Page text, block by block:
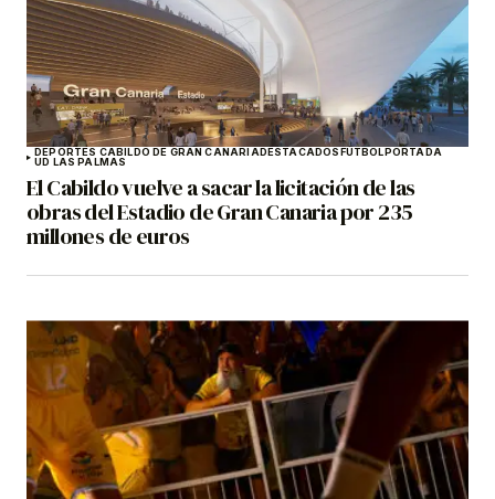
DEPORTES CABILDO DE GRAN CANARIADESTACADOS FÚTBOL PORTADA
UD LAS PALMAS
El Cabildo vuelve a sacar la licitación de las
obras del Estadio de Gran Canaria por 235
millones de euros